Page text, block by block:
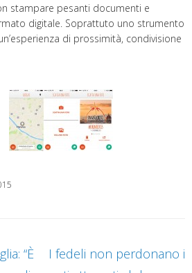
stampare pesanti documenti e
digitale. Soprattuto uno strumento
di prossimità, condivisione
“È
I fedeli non perdonano i